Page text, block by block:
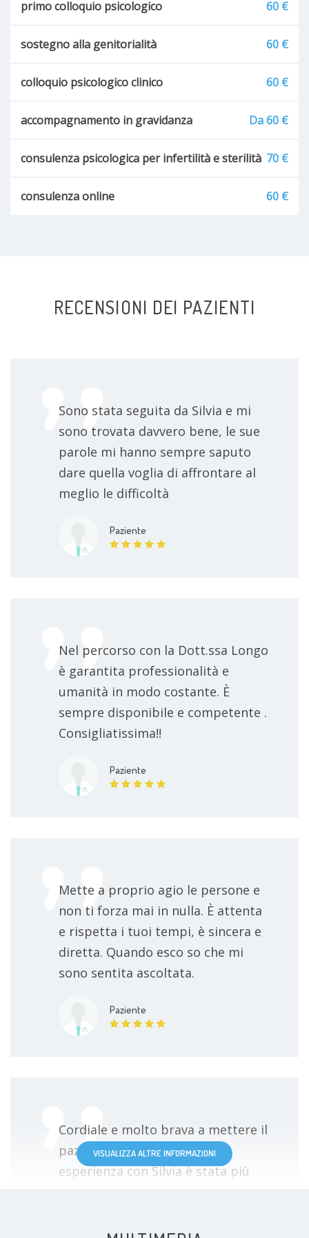
primo colloquio psicologico 60 €
sostegno alla genitorialità 60 €
colloquio psicologico clinico 60 €
accompagnamento in gravidanza Da 60 €
consulenza psicologica per infertilità e sterilità 70 €
consulenza online 60 €
RECENSIONI DEI PAZIENTI
Sono stata seguita da Silvia e mi
sono trovata davvero bene, le sue
parole mi hanno sempre saputo
dare quella voglia di affrontare al
meglio le difficoltà
Paziente
Nel percorso con la Dott.ssa Longo
è garantita professionalità e
umanità in modo costante. È
sempre disponibile e competente .
Consigliatissima!!
Paziente
Mette a proprio agio le persone e
non ti forza mai in nulla. È attenta
e rispetta i tuoi tempi, è sincera e
diretta. Quando esco so che mi
sono sentita ascoltata.
Paziente
Cordiale e molto brava a mettere il
paziente a suo agio. La mia
esperienza con Silvia è stata più
VISUALIZZA ALTRE INFORMAZIONI